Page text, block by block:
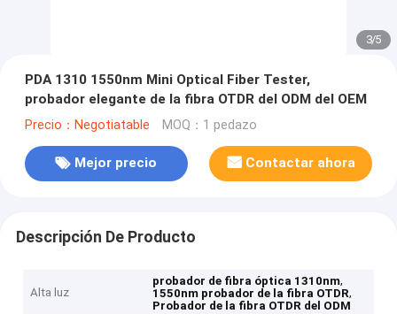
3/5
PDA 1310 1550nm Mini Optical Fiber Tester,
probador elegante de la fibra OTDR del ODM del OEM
Precio：Negotiatable MOQ：1 pedazo
Mejor precio Contactar ahora
Descripción De Producto
Alta luz
probador de fibra óptica 1310nm,
1550nm probador de la fibra OTDR,
Probador de la fibra OTDR del ODM